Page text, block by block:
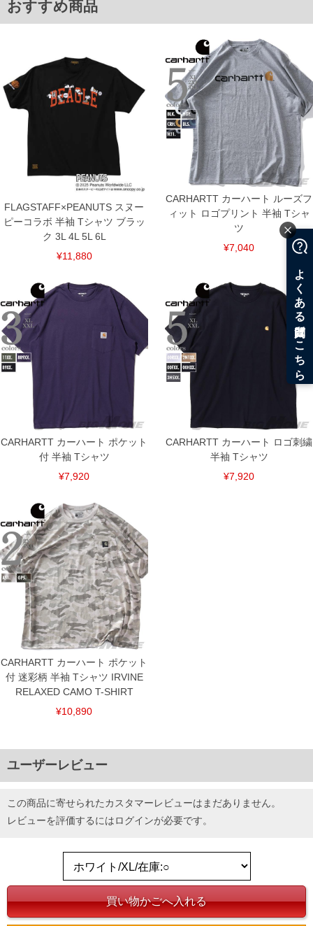
す。そのようなことがない様最大限に努めておりますが、もしあった場合速やかにご
おすすめ商品
FLAGSTAFF×PEANUTS スヌー
ピーコラボ 半袖 Tシャツ ブラッ
ク 3L 4L 5L 6L
¥11,880
CARHARTT カーハート ルーズフ
ィット ロゴプリント 半袖 Tシャ
ツ
¥7,040
CARHARTT カーハート ポケット
付 半袖 Tシャツ
¥7,920
CARHARTT カーハート ロゴ刺繍
半袖 Tシャツ
¥7,920
CARHARTT カーハート ポケット
付 迷彩柄 半袖 Tシャツ IRVINE
RELAXED CAMO T-SHIRT
¥10,890
ユーザーレビュー
この商品に寄せられたカスタマーレビューはまだありません。
レビューを評価するにはログインが必要です。